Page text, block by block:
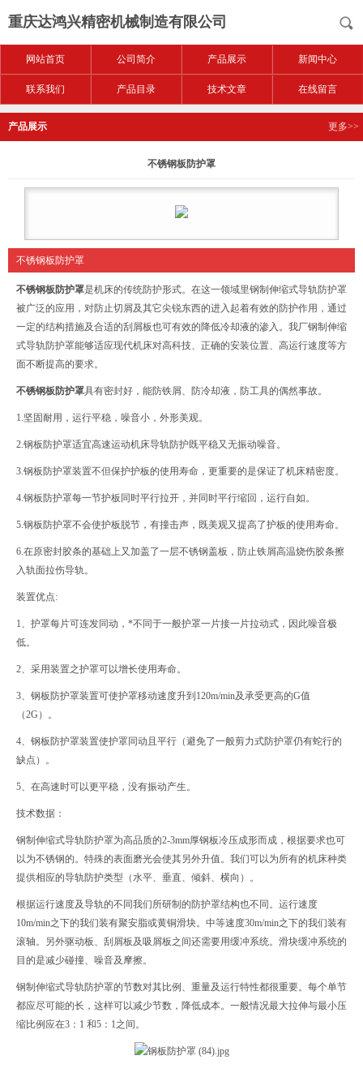
重庆达鸿兴精密机械制造有限公司
网站首页 公司简介 产品展示 新闻中心
联系我们 产品目录 技术文章 在线留言
产品展示 更多>>
不锈钢板防护罩
不锈钢板防护罩
不锈钢板防护罩是机床的传统防护形式。在这一领域里钢制伸缩式导轨防护罩
被广泛的应用，对防止切屑及其它尖锐东西的进入起着有效的防护作用，通过
一定的结构措施及合适的刮屑板也可有效的降低冷却液的渗入。我厂钢制伸缩
式导轨防护罩能够适应现代机床对高科技、正确的安装位置、高运行速度等方
面不断提高的要求。
不锈钢板防护罩具有密封好，能防铁屑、防冷却液，防工具的偶然事故。
1.坚固耐用，运行平稳，噪音小，外形美观。
2.钢板防护罩适宜高速运动机床导轨防护既平稳又无振动噪音。
3.钢板防护罩装置不但保护护板的使用寿命，更重要的是保证了机床精密度。
4.钢板防护罩每一节护板同时平行拉开，并同时平行缩回，运行自如。
5.钢板防护罩不会使护板脱节，有撞击声，既美观又提高了护板的使用寿命。
6.在原密封胶条的基础上又加盖了一层不锈钢盖板，防止铁屑高温烧伤胶条擦
入轨面拉伤导轨。
装置优点:
1、护罩每片可连发同动，*不同于一般护罩一片接一片拉动式，因此噪音极
低。
2、采用装置之护罩可以增长使用寿命。
3、钢板防护罩装置可使护罩移动速度升到120m/min及承受更高的G值
（2G）。
4、钢板防护罩装置使护罩同动且平行（避免了一般剪力式防护罩仍有蛇行的
缺点）。
5、在高速时可以更平稳，没有振动产生。
技术数据：
钢制伸缩式导轨防护罩为高品质的2-3mm厚钢板冷压成形而成，根据要求也可
以为不锈钢的。特殊的表面磨光会使其另外升值。我们可以为所有的机床种类
提供相应的导轨防护类型（水平、垂直、倾斜、横向）。
根据运行速度及导轨的不同我们所研制的防护罩结构也不同。运行速度
10m/min之下的我们装有聚安脂或黄铜滑块。中等速度30m/min之下的我们装有
滚轴。另外驱动板、刮屑板及吸屑板之间还需要用缓冲系统。滑块缓冲系统的
目的是减少碰撞、噪音及摩擦。
钢制伸缩式导轨防护罩的节数对其比例、重量及运行特性都很重要。每个单节
都应尽可能的长，这样可以减少节数，降低成本。一般情况最大拉伸与最小压
缩比例应在3：1 和5：1之间。